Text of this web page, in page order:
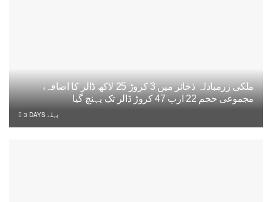
ملکی زرمبادلہ ذخائر میں 3 کروڑ 25 لاکھ ڈالر کا اضافہ،
مجموعی حجم 22 ارب 47 کروڑ ڈالر تک پہنچ گیا
3 DAYS پہلے